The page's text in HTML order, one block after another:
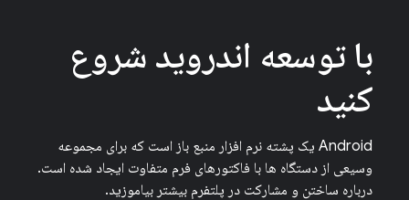
با توسعه اندروید شروع
کنید
Android یک پشته نرم افزار منبع باز است که برای مجموعه
وسیعی از دستگاه ها با فاکتورهای فرم متفاوت ایجاد شده است.
درباره ساختن و مشارکت در پلتفرم بیشتر بیاموزید.